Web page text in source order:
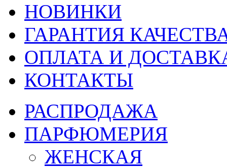
НОВИНКИ
ГАРАНТИЯ
ОПЛАТА И
КОНТАКТЫ
РАСПРОДАЖА
ПАРФЮМЕРИЯ
ЖЕНСКАЯ